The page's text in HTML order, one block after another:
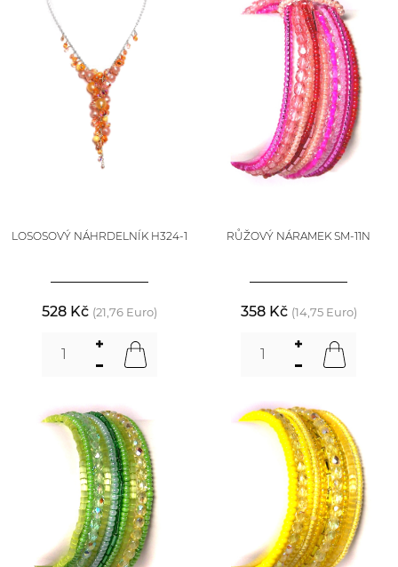
LOSOSOVÝ NÁHRDELNÍK H324-1
528 Kč (21,76 Euro)
RŮŽOVÝ NÁRAMEK SM-11N
358 Kč (14,75 Euro)